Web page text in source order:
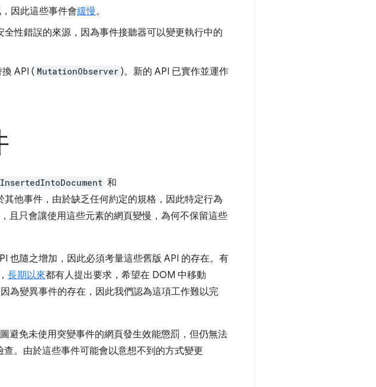
因此這些事件會緩慢。
性錯誤的來源，因為事件接聽器可以變更執行中的
API ( MutationObserver )。新的 API 已實作並運作
和
他事件，由於缺乏任何約定的規格，因此特定行為
且只會讓使用這些元素的網頁變慢，為何不保留這些
也隨之增加，因此必須考量這些舊版 API 的存在。有
長期以來都有人提出要求，希望在 DOM 中移動
為變異事件的存在，因此我們認為這項工作難以完
避免未使用突變事件的網頁發生效能懲罰，但仍無法
。由於這些事件可能會以意想不到的方式變更